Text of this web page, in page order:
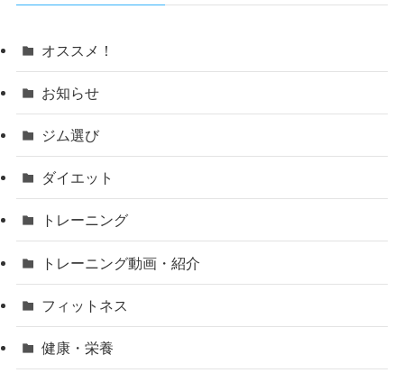
オススメ！
お知らせ
ジム選び
ダイエット
トレーニング
トレーニング動画・紹介
フィットネス
健康・栄養